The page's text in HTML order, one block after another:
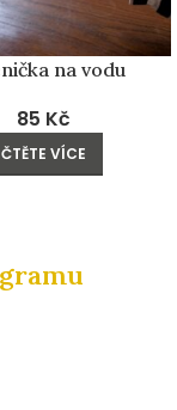
na vodu
85 Kč
ČTĚTE VÍCE